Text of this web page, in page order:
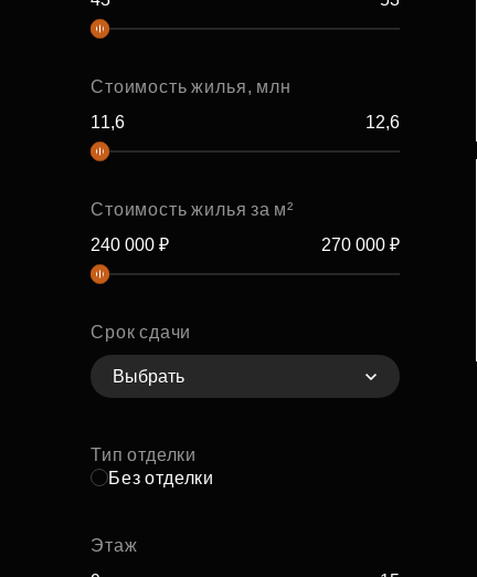
Стоимость жилья, млн
Стоимость жилья за м²
Срок сдачи
Выбрать
Тип отделки
Без отделки
Этаж